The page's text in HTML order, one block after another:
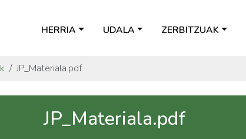
HERRIA UDALA ZERBITZUAK
JP_Materiala.pdf
JP_Materiala.pdf